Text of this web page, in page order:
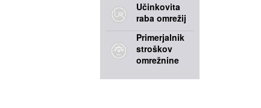
Učinkovita
raba omrežij
Primerjalnik
stroškov
omrežnine